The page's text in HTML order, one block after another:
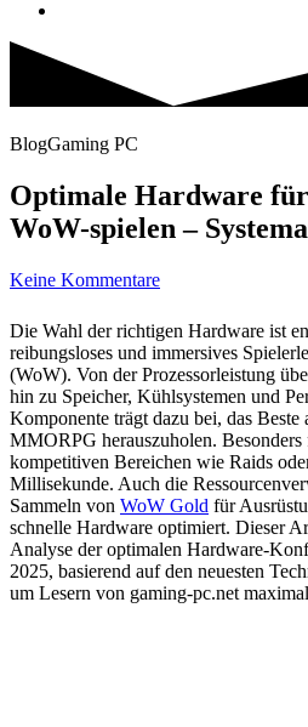
BlogGaming PC
Optimale Hardware
WoW-spielen –
Keine Kommentare
Die Wahl der richtigen Hardware ist
reibungsloses und immersives
(WoW). Von der Prozessorleistung
hin zu Speicher, Kühlsystemen und
Komponente trägt dazu bei, das Beste
MMORPG herauszuholen.
kompetitiven Bereichen wie Raids
Millisekunde. Auch die
Sammeln von WoW Gold für
schnelle Hardware optimiert. Dieser
Analyse der optimalen Hardware-
2025, basierend auf den neuesten
um Lesern von gaming-pc.net